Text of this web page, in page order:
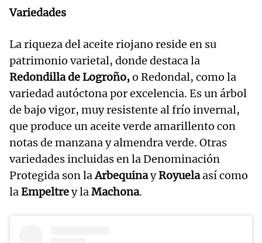
Variedades
La riqueza del aceite riojano reside en su
patrimonio varietal, donde destaca la
Redondilla de Logroño,o Redondal, como la
variedad autóctona por excelencia. Es un árbol
de bajo vigor, muy resistente al frío invernal,
que produce un aceite verde amarillento con
notas de manzana y almendra verde. Otras
variedades incluidas en la Denominación
Protegida son laArbequinayRoyuelaasí como
laEmpeltrey laMachona.